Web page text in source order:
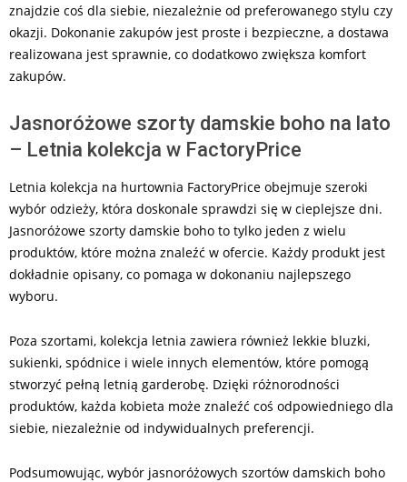
znajdzie coś dla siebie, niezależnie od preferowanego stylu czy
okazji. Dokonanie zakupów jest proste i bezpieczne, a dostawa
realizowana jest sprawnie, co dodatkowo zwiększa komfort
zakupów.
Jasnoróżowe szorty damskie boho na lato
– Letnia kolekcja w FactoryPrice
Letnia kolekcja na hurtownia FactoryPrice obejmuje szeroki
wybór odzieży, która doskonale sprawdzi się w cieplejsze dni.
Jasnoróżowe szorty damskie boho to tylko jeden z wielu
produktów, które można znaleźć w ofercie. Każdy produkt jest
dokładnie opisany, co pomaga w dokonaniu najlepszego
wyboru.
Poza szortami, kolekcja letnia zawiera również lekkie bluzki,
sukienki, spódnice i wiele innych elementów, które pomogą
stworzyć pełną letnią garderobę. Dzięki różnorodności
produktów, każda kobieta może znaleźć coś odpowiedniego dla
siebie, niezależnie od indywidualnych preferencji.
Podsumowując, wybór jasnoróżowych szortów damskich boho